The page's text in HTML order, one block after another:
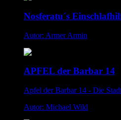
Nosferatu´s
Autor: Armer Armin
APFEL der Barbar 14
Apfel der Barbar 14 - Die
Autor: Michael Wild